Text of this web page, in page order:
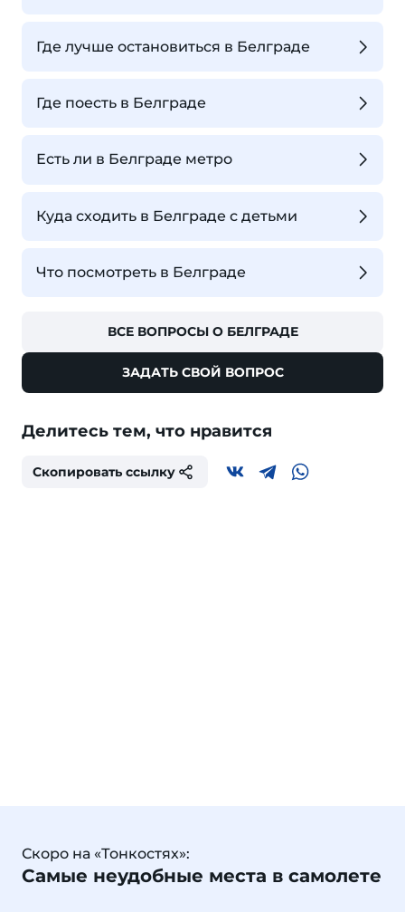
Где лучше остановиться в Белграде
Где поесть в Белграде
Есть ли в Белграде метро
Куда сходить в Белграде с детьми
Что посмотреть в Белграде
ВСЕ ВОПРОСЫ О БЕЛГРАДЕ
ЗАДАТЬ СВОЙ ВОПРОС
Делитесь тем, что нравится
Скопировать ссылку
Скоро на «Тонкостях»:
Самые неудобные места в самолете